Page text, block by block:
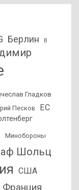
Берлин В
Гладков
Песков ЕС
Минобороны
Шольц
США
Франция